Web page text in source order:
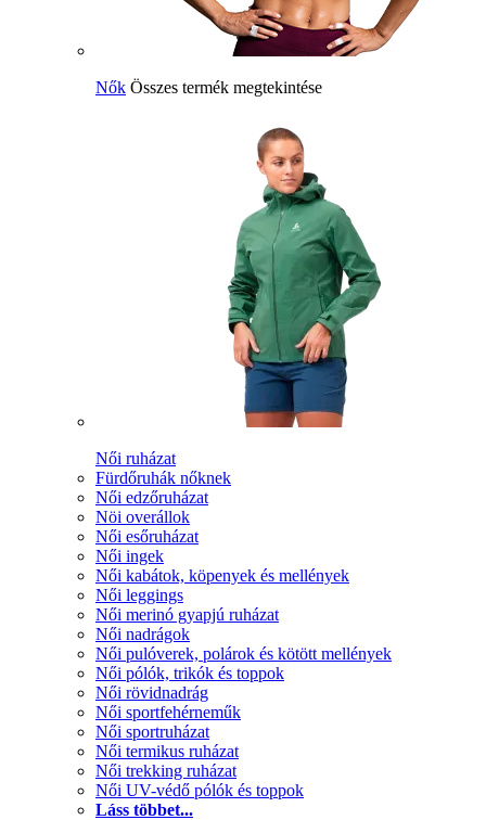
Nők Összes termék megtekintése
Női ruházat
Fürdőruhák nőknek
Női edzőruházat
Nöi overállok
Női esőruházat
Női ingek
Női kabátok, köpenyek és mellények
Női leggings
Női merinó gyapjú ruházat
Női nadrágok
Női pulóverek, polárok és kötött mellények
Női pólók, trikók és toppok
Női rövidnadrág
Női sportfehérneműk
Női sportruházat
Női termikus ruházat
Női trekking ruházat
Női UV-védő pólók és toppok
Láss többet...